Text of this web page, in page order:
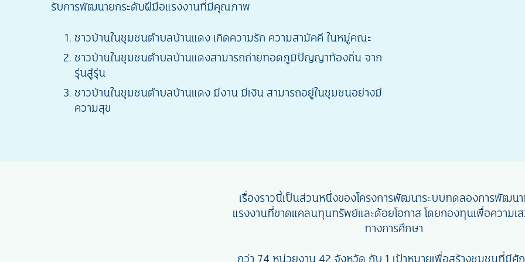
รับการพัฒนายกระดับฝีมือแรงงานที่มีคุณภาพ
ชาวบ้านในชุมชนตำบลบ้านแดง เกิดความรัก ความสามัคคี ในหมู่คณะ
ชาวบ้านในชุมชนตำบลบ้านแดงสามารถถ่ายทอดภูมิปัญญาท้องถิ่น จาก
รุ่นสู่รุ่น
ชาวบ้านในชุมชนตำบลบ้านแดง มีงาน มีเงิน สามารถอยู่ในชุมชนอย่างมี
ความสุข
เรื่องราวนี้เป็นส่วนหนึ่งของโครงการพัฒนาระบบทดลองการพัฒน
แรงงานที่ขาดแคลนทุนทรัพย์และด้อยโอกาส โดยกองทุนเพื่อความเ
ทางการศึกษา
กว่า 74 หน่วยงาน 42 จังหวัด กับ 1 เป้าหมายเพื่อสร้างชุมชนที่มีศั